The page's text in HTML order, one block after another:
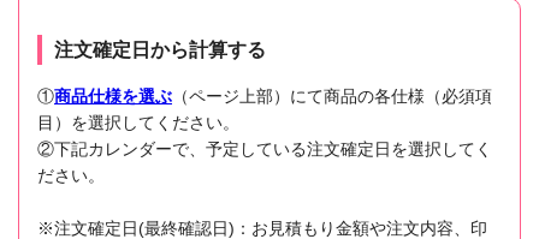
注文確定日から計算する
①商品仕様を選ぶ （ページ上部）にて商品の各仕様（必須項
目）を選択してください。
②下記カレンダーで、予定している注文確定日を選択してく
ださい。
※注文確定日(最終確認日)：お見積もり金額や注文内容、印